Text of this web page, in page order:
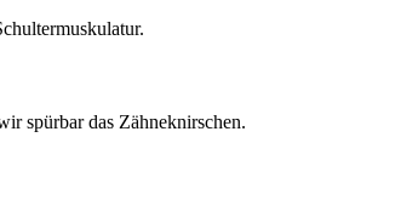
spürbar das Zähneknirschen.